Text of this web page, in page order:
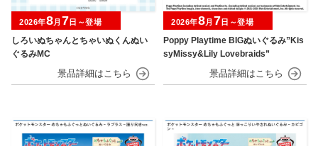
しろいぬちゃんとちゃいぬくんぬい
ぐるみMC
2026年8月 7 日～登場
Poppy Playtime BIGぬいぐるみ”Kis
syMissy&Lily Lovebraids”
2026年8月 7 日～登場